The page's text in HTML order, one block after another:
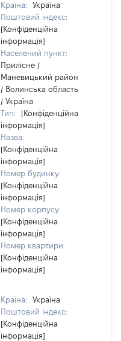
Країна:
Україна
Поштовий індекс:
[Конфіденційна
інформація]
Населений пункт:
Прилісне /
Маневицький район
/ Волинська область
/ Україна
Тип:
[Конфіденційна
інформація]
Назва:
[Конфіденційна
інформація]
Номер будинку:
[Конфіденційна
інформація]
Номер корпусу:
[Конфіденційна
інформація]
Номер квартири:
[Конфіденційна
інформація]
Країна:
Україна
Поштовий індекс:
[Конфіденційна
інформація]